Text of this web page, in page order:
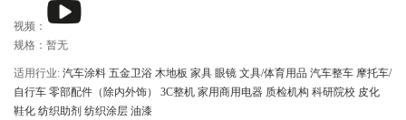
视频：
规格：暂无
适用行业: 汽车涂料 五金卫浴 木地板 家具 眼镜 文具/体育用品 汽车整车 摩托车/
自行车 零部配件（除内外饰） 3C整机 家用商用电器 质检机构 科研院校 皮化
鞋化 纺织助剂 纺织涂层 油漆